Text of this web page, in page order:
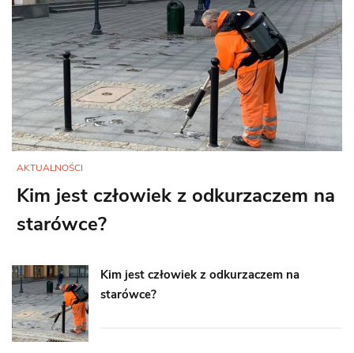
AKTUALNOŚCI
Kim jest człowiek z odkurzaczem na
starówce?
Kim jest człowiek z odkurzaczem na
starówce?